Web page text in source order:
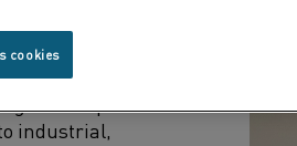
NA ELETRIFICAÇÃO DO
fornecedor
gama de produtos e
industrial,
cookies